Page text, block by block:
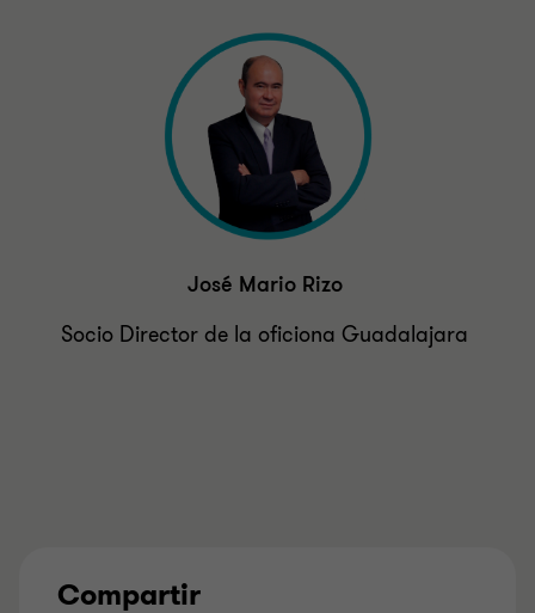
José Mario Rizo
Socio Director de la oficiona Guadalajara
Compartir